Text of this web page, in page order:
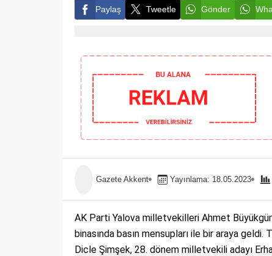
Paylaş Tweetle Gönder
Gazete Akkent Yayınlama: 18.05.2023
AK Parti Yalova milletvekilleri Ahmet
binasında basın mensupları ile bir araya geldi.
Dicle Şimşek, 28. dönem milletvekili adayı